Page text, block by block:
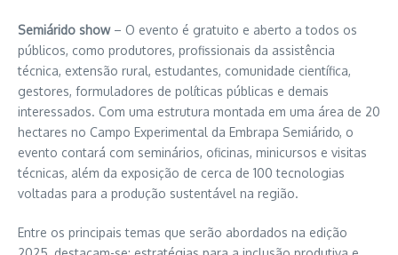
Semiárido show– O evento é gratuito e aberto a todos os
públicos, como produtores, profissionais da assistência
técnica, extensão rural, estudantes, comunidade científica,
gestores, formuladores de políticas públicas e demais
interessados. Com uma estrutura montada em uma área de 20
hectares no Campo Experimental da Embrapa Semiárido, o
evento contará com seminários, oficinas, minicursos e visitas
técnicas, além da exposição de cerca de 100 tecnologias
voltadas para a produção sustentável na região.
Entre os principais temas que serão abordados na edição